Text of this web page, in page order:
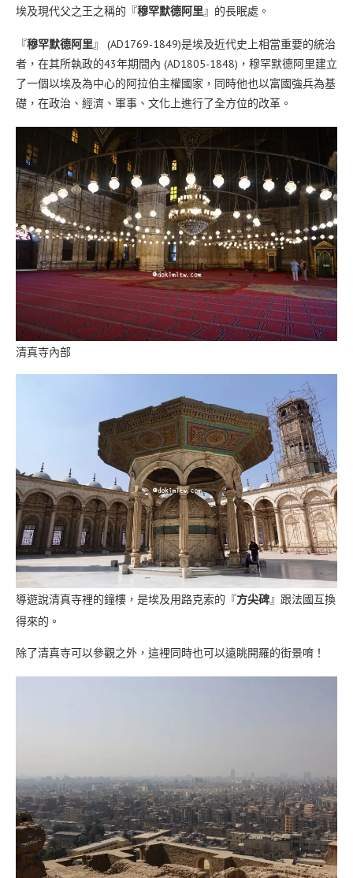
埃及現代父之王之稱的『穆罕默德阿里』的長眠處。
『穆罕默德阿里』 (AD1769-1849)是埃及近代史上相當重要的統治
者，在其所執政的43年期間內 (AD1805-1848)，穆罕默德阿里建立
了一個以埃及為中心的阿拉伯主權國家，同時他也以富國強兵為基
礎，在政治、經濟、軍事、文化上進行了全方位的改革。
清真寺內部
導遊說清真寺裡的鐘樓，是埃及用路克索的『方尖碑』跟法國互換
得來的。
除了清真寺可以參觀之外，這裡同時也可以遠眺開羅的街景唷！